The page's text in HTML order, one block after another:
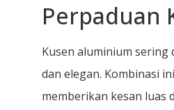
Perpaduan
Kusen aluminium sering
dan elegan. Kombinasi
memberikan kesan luas